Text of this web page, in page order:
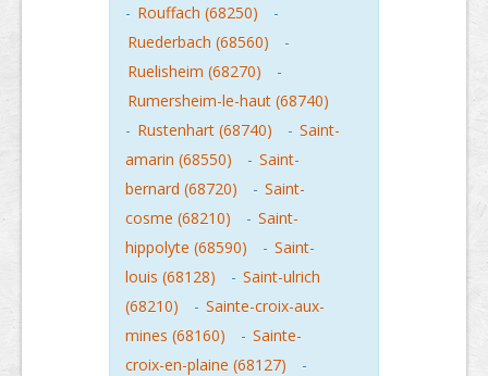
- Rouffach (68250)
-
Ruederbach (68560)
-
Ruelisheim (68270)
-
Rumersheim-le-haut (68740)
- Rustenhart (68740) - Saint-
amarin (68550)
- Saint-
bernard (68720)
- Saint-
cosme (68210)
- Saint-
hippolyte (68590)
- Saint-
louis (68128)
- Saint-ulrich
(68210)
- Sainte-croix-aux-
mines (68160)
- Sainte-
croix-en-plaine (68127)
-